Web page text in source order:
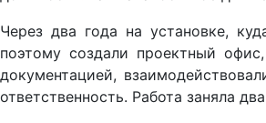
Через два года на установке,
поэтому создали проектный
документацией,
ответственность. Работа заняла